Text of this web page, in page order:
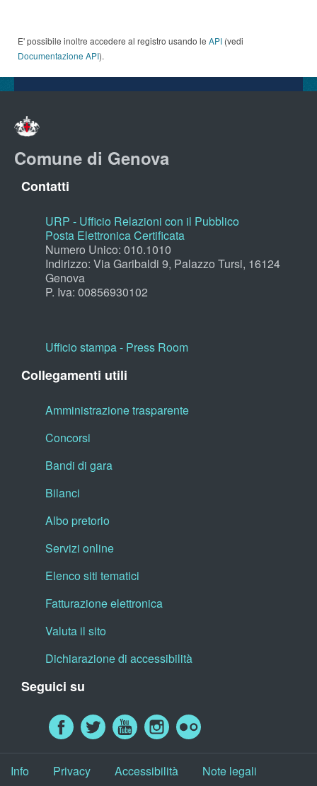
E' possibile inoltre accedere al registro usando le API (vedi
Documentazione API).
Comune di Genova
Contatti
URP - Ufficio Relazioni con il Pubblico
Posta Elettronica Certificata
Numero Unico: 010.1010
Indirizzo: Via Garibaldi 9, Palazzo Tursi, 16124
Genova
P. Iva: 00856930102
Ufficio stampa - Press Room
Collegamenti utili
Amministrazione trasparente
Concorsi
Bandi di gara
Bilanci
Albo pretorio
Servizi online
Elenco siti tematici
Fatturazione elettronica
Valuta il sito
Dichiarazione di accessibilità
Seguici su
Info Privacy Accessibilità Note legali